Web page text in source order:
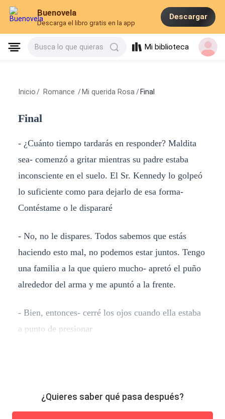
Buenovela
Descarga el libro gratis en la app
Descargar
Busca lo que quieras Mi biblioteca
Inicio / Romance / Mi querida Rosa / Final
Final
- ¿Cuánto tiempo tardarás en responder? Maldita
sea- comenzó a gritar mientras su padre estaba
inconsciente en el suelo. El Sr. Kennedy lo golpeó
lo suficiente como para dejarlo de esa forma-
Contéstame o le dispararé
- No, no le dispares. Todos sabemos que estás
haciendo esto mal, no podemos estar juntos. Tengo
una familia a la que quiero mucho- apretó el puño
alrededor del arma y me apuntó a la frente.
- Bien, entonces- cerré los ojos cuando ella estaba
a punto de presionar
¿Quieres saber qué pasa después?